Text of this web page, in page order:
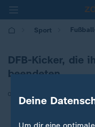
Sport
DFB-Kicker, die
beendeten
08.05.2026 | 15:25
Deine